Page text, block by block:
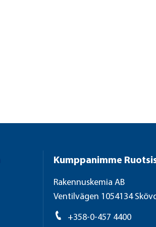
Kumppanimme
Rakennuskemia AB
Ventilvägen 1054134
+358-0-457 4400